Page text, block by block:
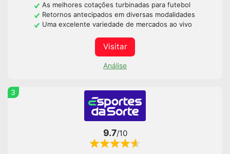
As melhores cotações turbinadas para futebol
Retornos antecipados em diversas modalidades
Uma excelente variedade de mercados ao vivo
Visitar
Análise
3
9.7/10